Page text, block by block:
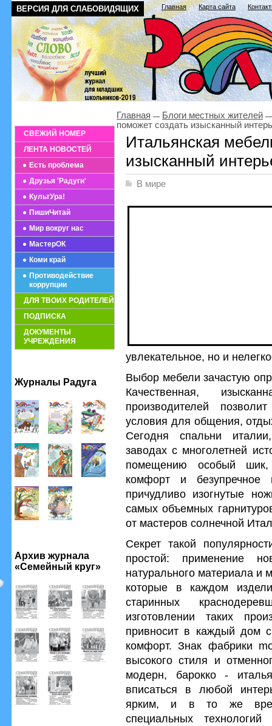
ВЕРСИЯ ДЛЯ СЛАБОВИДЯЩИХ Главная Карта сайта
СВЕЖИЙ НОМЕР
ЛЕНТА НОВОСТЕЙ
Есть проблема
Друзья 'Радуги'
КультУра!
ПишиЧитай
Мир вокруг нас
МастерОК
Коми край
Противодействие
коррупции
ДЛЯ ТВОИХ РОДИТЕЛЕЙ
ПОДПИСКА
ДОКУМЕНТЫ
УЧРЕЖДЕНИЯ
Журналы Радуга
Архив журнала
«Семейный круг»
Главная
Блоги местных жителей
поможет создать изысканный
Итальянская
изысканный
В мире
увлекательное, но и
Выбор мебели зачастую
Качественная,
производителей
условия для общения,
Сегодня спальни
заводах с многолетней
помещению особый шик,
комфорт и безупречное
причудливо изогнутые
самых объемных
от мастеров солнечной
Секрет такой
простой: применение
натурального материала и
которые в каждом
старинных
изготовлении таких
привносит в каждый дом
комфорт. Знак фабрики
высокого стиля и
модерн, барокко -
вписаться в любой
ярким, и в то же
специальных